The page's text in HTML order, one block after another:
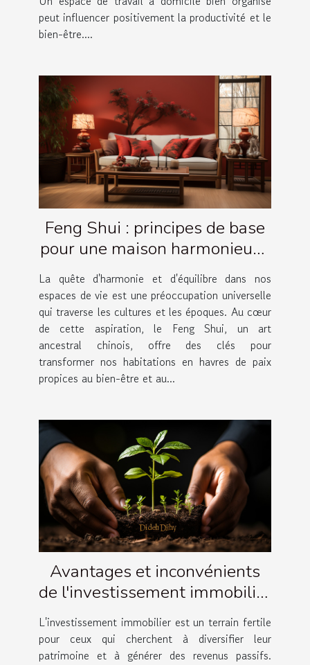
peut influencer positivement la productivité et le
bien-être....
Feng Shui : principes de base
pour une maison harmonieuse
et équilibrée
La quête d'harmonie et d'équilibre dans nos
espaces de vie est une préoccupation universelle
qui traverse les cultures et les époques. Au cœur
de cette aspiration, le Feng Shui, un art
ancestral chinois, offre des clés pour
transformer nos habitations en havres de paix
propices au bien-être et au...
Avantages et inconvénients
de l'investissement immobilier
via une SCI
L'investissement immobilier est un terrain fertile
pour ceux qui cherchent à diversifier leur
patrimoine et à générer des revenus passifs.